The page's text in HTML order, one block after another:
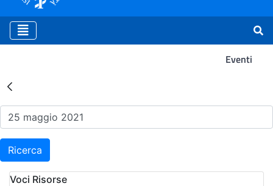
Eventi
Risultati della Ricerca -
Ricerca
Voci Risorse